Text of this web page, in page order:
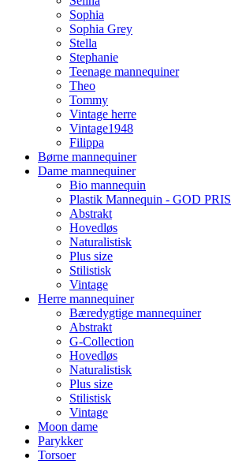
Sophia
Sophia Grey
Stella
Stephanie
Teenage mannequiner
Theo
Tommy
Vintage herre
Vintage1948
Filippa
Børne mannequiner
Dame mannequiner
Bio mannequin
Plastik Mannequin - GOD PRIS
Abstrakt
Hovedløs
Naturalistisk
Plus size
Stilistisk
Vintage
Herre mannequiner
Bæredygtige mannequiner
Abstrakt
G-Collection
Hovedløs
Naturalistisk
Plus size
Stilistisk
Vintage
Moon dame
Parykker
Torsoer